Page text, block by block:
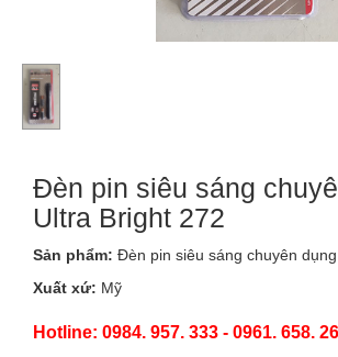
Đèn pin siêu sáng
Ultra Bright 272
Sản phẩm: Đèn pin siêu sáng chuyên
Xuất xứ: Mỹ
Hotline: 0984. 957. 333 - 0961. 658.